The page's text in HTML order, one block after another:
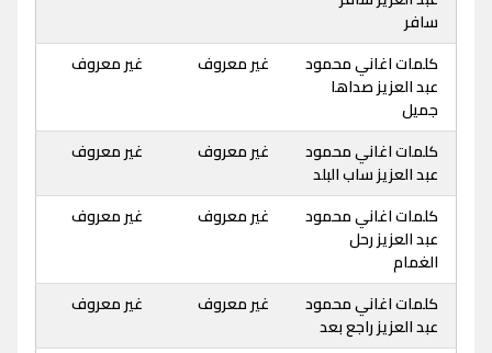
سافر
كلمات اغاني محمود
عبد العزيز صداها
جميل
غير معروف غير معروف
كلمات اغاني محمود
عبد العزيز ساب البلد
غير معروف غير معروف
كلمات اغاني محمود
عبد العزيز رحل
الغمام
غير معروف غير معروف
كلمات اغاني محمود
عبد العزيز راجع بعد
غير معروف غير معروف